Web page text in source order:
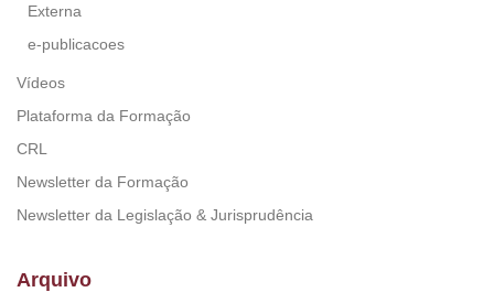
Externa
e-publicacoes
Vídeos
Plataforma da Formação
CRL
Newsletter da Formação
Newsletter da Legislação & Jurisprudência
Arquivo